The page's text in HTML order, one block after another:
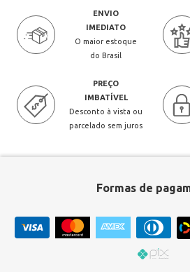
ENVIO
IMEDIATO
O maior estoque
do Brasil
PREÇO
IMBATÍVEL
Desconto à vista ou
parcelado sem juros
Formas de